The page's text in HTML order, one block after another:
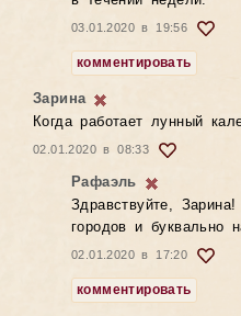
03.01.2020 в 19:56
комментировать
Зарина
Когда работает лунный
02.01.2020 в 08:33
Рафаэль
Здравствуйте,
городов и буквально
02.01.2020 в 17:20
комментировать